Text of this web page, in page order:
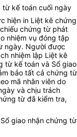
kế toán cuối ngày
hiện in Liệt kê chứng
chứng từ phát
nhiệm vụ đóng tập
ngày. Người được
nhiệm lập Liệt kê
từ kế toán và Sổ giao
bảo tất cả chứng từ
mã nhân viên do
và chịu trách
từ đã kiểm tra,
giao nhận chứng từ